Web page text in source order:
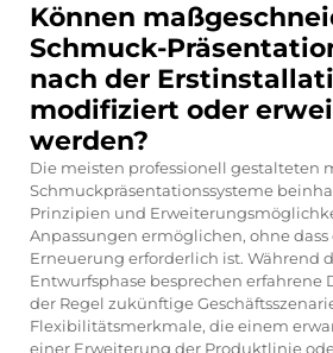
Können
Schmuck-
nach der
modifiziert oder
werden?
Die meisten professionell gestalteten
Schmuckpräsentationssysteme
Prinzipien und
Anpassungen ermöglichen, ohne
Erneuerung erforderlich ist. Während
Entwurfsphase besprechen erfahrene
der Regel zukünftige
Flexibilitätsmerkmale, die einem
einer Erweiterung der Produktlinie